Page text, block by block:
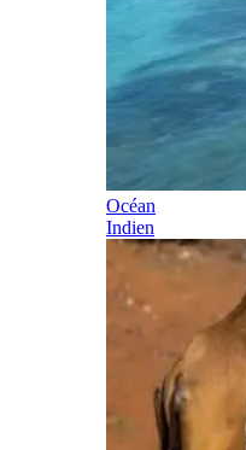
Océan
Indien